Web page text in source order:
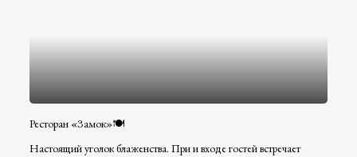
Ресторан «Замок»🍽️
Настоящий уголок блаженства. При и входе гостей встречает